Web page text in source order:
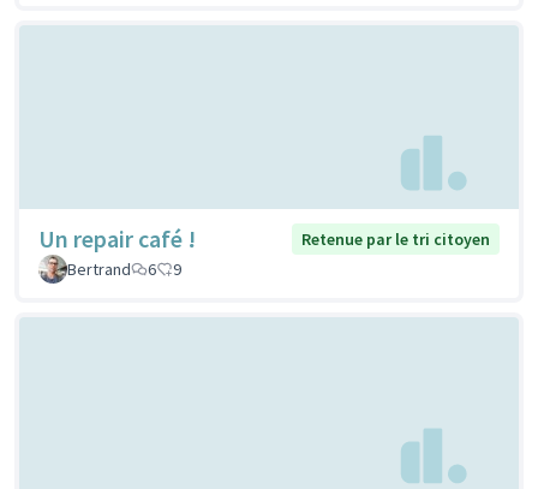
Un repair café !
Retenue par le tri citoyen
Bertrand
6 9